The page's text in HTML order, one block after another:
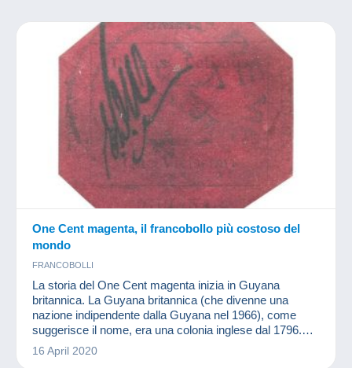
One Cent magenta, il francobollo più costoso del
mondo
FRANCOBOLLI
La storia del One Cent magenta inizia in Guyana
britannica. La Guyana britannica (che divenne una
nazione indipendente dalla Guyana nel 1966), come
suggerisce il nome, era una colonia inglese dal 1796.
Questo territorio è l'unico Stato del Commonwealth in
Sud America.
16 April 2020